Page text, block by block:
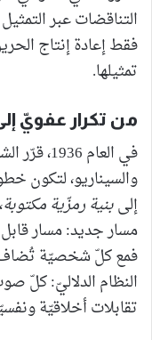
التناقضات عبر
فقط إعادة إنتاج
تمثيلها.
من تكرار عفويّ
في العام
والسيناريو، لتكون
إلىبنية رمزّية مكتوبة
مسار جديد: مسار
فمع كلّ شخصيّة
النظام الدلاليّ:
تقابلات أخلاقيّة